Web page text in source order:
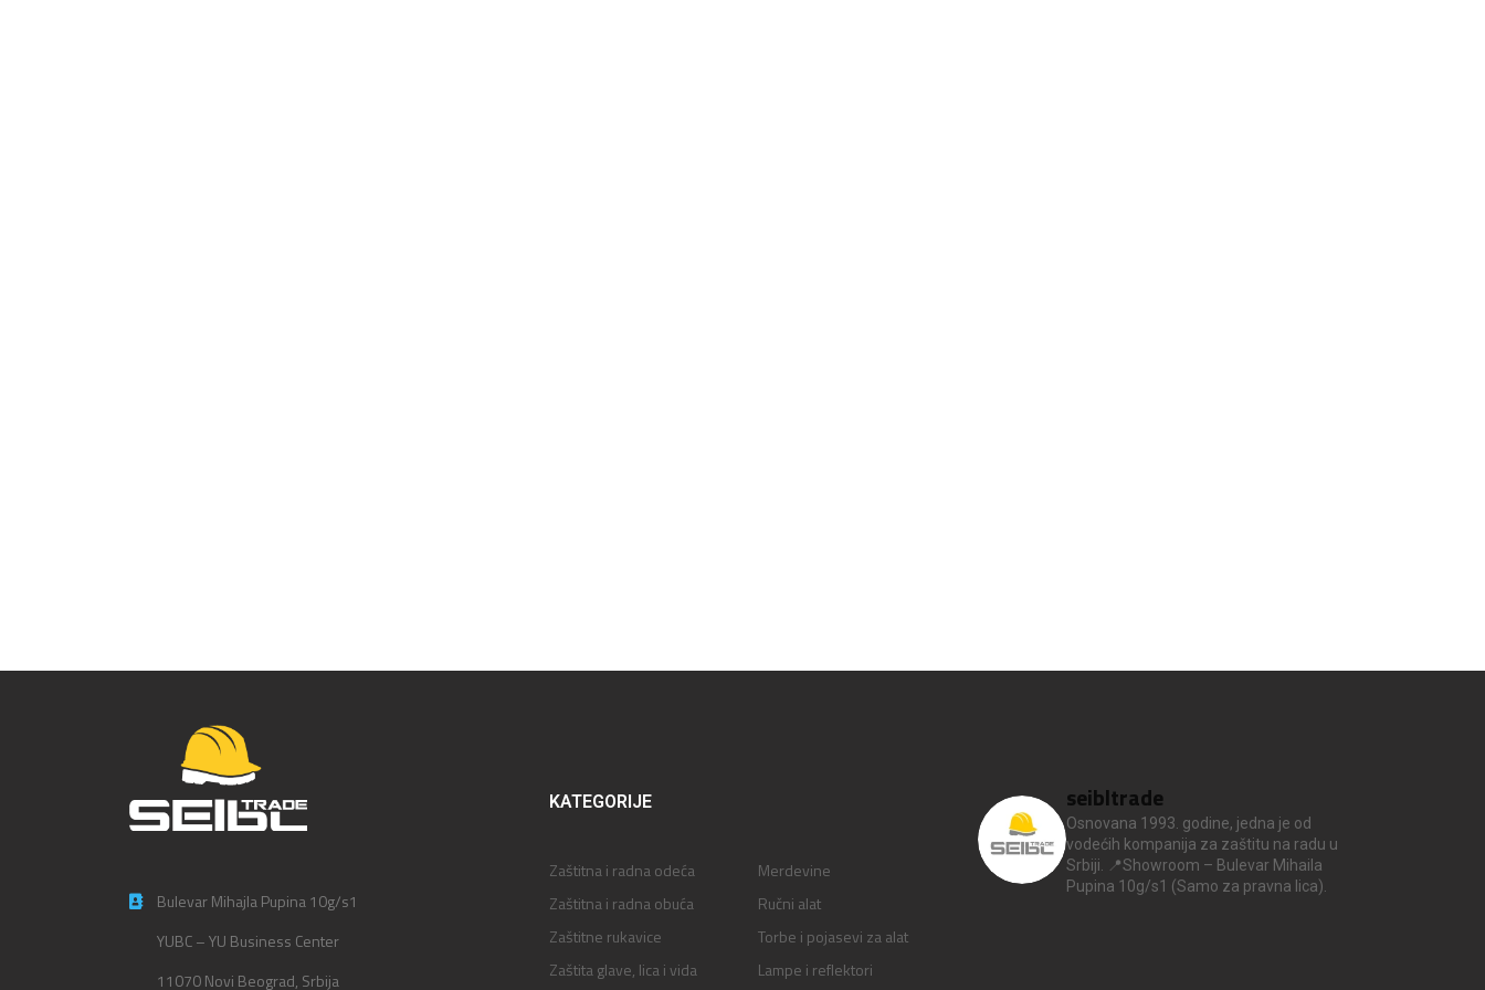
Bulevar Mihajla Pupina 10g/s1
YUBC – YU Business Center
11070 Novi Beograd, Srbija
KATEGORIJE
Zaštitna i radna odeća
Zaštitna i radna obuća
Zaštitne rukavice
Zaštita glave, lica i vida
Merdevine
Ručni alat
Torbe i pojasevi za alat
Lampe i reflektori
seibltrade
Osnovana 1993. godine, jedna je od
vodećih kompanija za zaštitu na radu u
Srbiji.
📍Showroom – Bulevar Mihaila
Pupina 10g/s1 (Samo za pravna lica).